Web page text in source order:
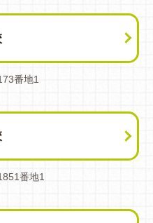
番地1
番地1